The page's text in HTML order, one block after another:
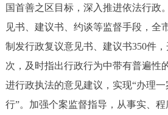
国首善之区目标，深入推进依法行政
见书、建议书、约谈等监督手段，全
制发行政复议意见书、建议书350件
次，及时指出行政行为中带有普遍性
进行政执法的意见建议，实现“办理
行”。加强个案监督指导，从事实、